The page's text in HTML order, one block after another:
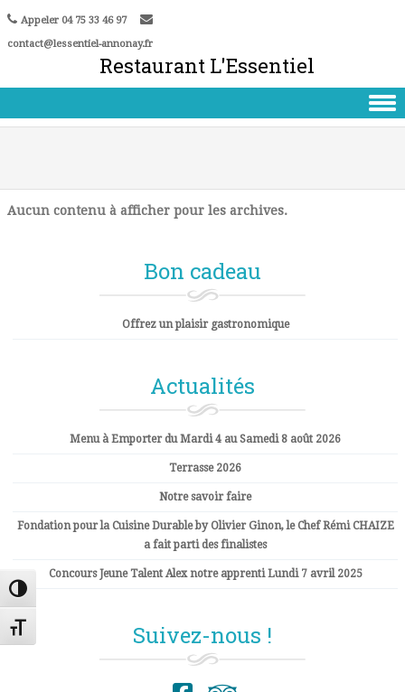
Skip
Aller
Passer en contraste élevé
Changer la taille de la police
Appeler 04 75 33 46 97
contact@lessentiel-annonay.fr
Restaurant L'Essentiel
Skip to content
Aucun contenu à afficher pour les archives.
Bon cadeau
Offrez un plaisir gastronomique
Actualités
Menu à Emporter du Mardi 4 au Samedi 8 août 2026
Terrasse 2026
Notre savoir faire
Fondation pour la Cuisine Durable by Olivier Ginon, le Chef Rémi CHAIZE
a fait parti des finalistes
Concours Jeune Talent Alex notre apprenti Lundi 7 avril 2025
Suivez-nous !